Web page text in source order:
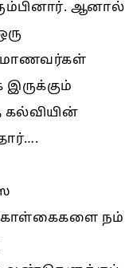
ஆனால்
மாணவர்கள்
இருக்கும்
கல்வியின்
நம்